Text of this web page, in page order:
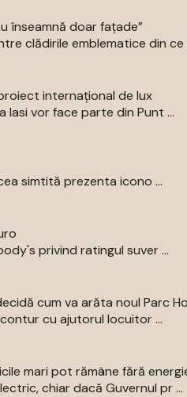
înseamnă doar fațade”
clădirile emblematice din ce
internațional de lux
Iasi vor face parte din Punt ...
simtită prezenta icono ...
privind ratingul suver ...
cum va arăta noul Parc
cu ajutorul locuitor ...
mari pot rămâne fără
chiar dacă Guvernul pr ...